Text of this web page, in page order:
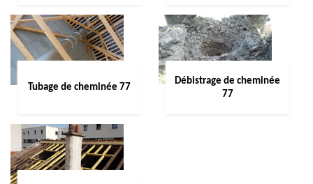
Tubage de cheminée 77
Débistrage de cheminée
77